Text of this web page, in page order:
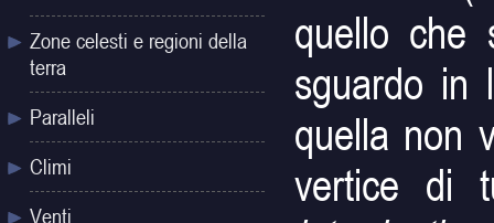
Zone celesti e regioni della
terra
Paralleli
Climi
Venti
quello che
sguardo in
quella non
vertice di